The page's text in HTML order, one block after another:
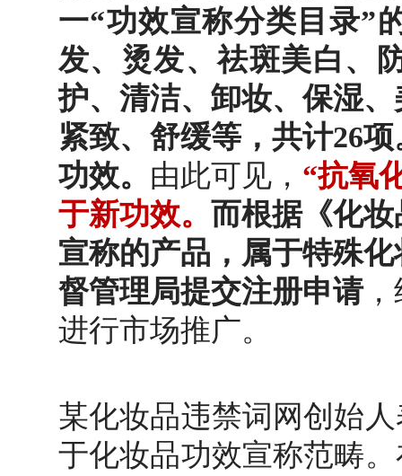
一“功效宣称分类目录”
发、烫发、祛斑美白、
护、清洁、卸妆、保湿
紧致、舒缓等，共计26
功效。 由此可见， “抗氧
于新功效。 而根据《化
宣称的产品，属于特殊
督管理局提交注册申请，
进行市场推广。
某化妆品违禁词网创始
于化妆品功效宣称范畴